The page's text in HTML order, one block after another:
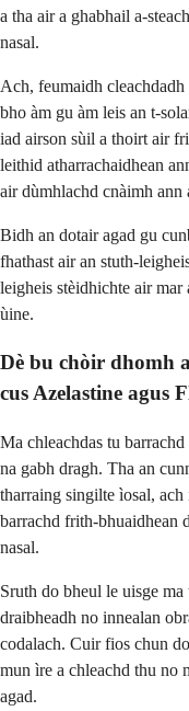
a tha air a ghabhail a-
nasal.
Ach, feumaidh
bho àm gu àm leis an t-
iad airson sùil a thoirt air
leithid atharrachaidhean
air dùmhlachd cnàimh ann
Bidh an dotair agad gu
fhathast air an stuth-
leigheis stèidhichte air mar
ùine.
Dè bu chòir dhomh
cus Azelastine agus
Ma chleachdas tu
na gabh dragh. Tha an
tharraing singilte ìosal,
barrachd frith-bhuaidhean
nasal.
Sruth do bheul le uisge ma
draibheadh no innealan
codalach. Cuir fios chun
mun ìre a chleachd thu no
agad.